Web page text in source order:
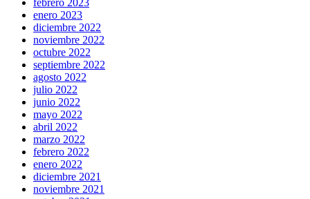
enero 2023
diciembre 2022
noviembre 2022
octubre 2022
septiembre 2022
agosto 2022
julio 2022
junio 2022
mayo 2022
abril 2022
marzo 2022
febrero 2022
enero 2022
diciembre 2021
noviembre 2021